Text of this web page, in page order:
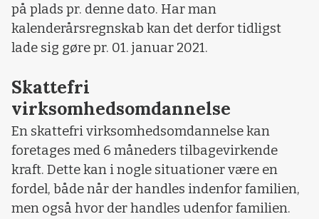
på plads pr. denne dato. Har man
kalenderårsregnskab kan det derfor tidligst
lade sig gøre pr. 01. januar 2021.
Skattefri
virksomhedsomdannelse
En skattefri virksomhedsomdannelse kan
foretages med 6 måneders tilbagevirkende
kraft. Dette kan i nogle situationer være en
fordel, både når der handles indenfor familien,
men også hvor der handles udenfor familien.